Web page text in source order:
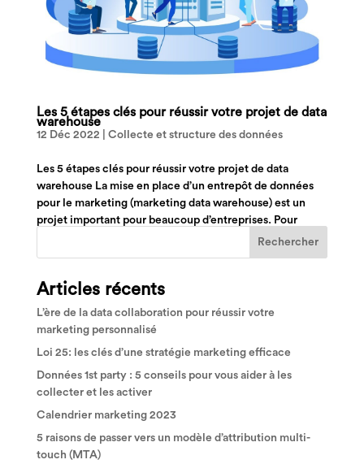
Les 5 étapes clés pour réussir votre projet de data
warehouse
12 Déc 2022 Collecte et structure des données
Les 5 étapes clés pour réussir votre projet de data
warehouse La mise en place d’un entrepôt de données
pour le marketing (marketing data warehouse) est un
projet important pour beaucoup d’entreprises. Pour
réussir votre projet certaines étapes clés ne...
Articles récents
L’ère de la data collaboration pour réussir votre
marketing personnalisé
Loi 25: les clés d’une stratégie marketing efficace
Données 1st party : 5 conseils pour vous aider à les
collecter et les activer
Calendrier marketing 2023
5 raisons de passer vers un modèle d’attribution multi-
touch (MTA)